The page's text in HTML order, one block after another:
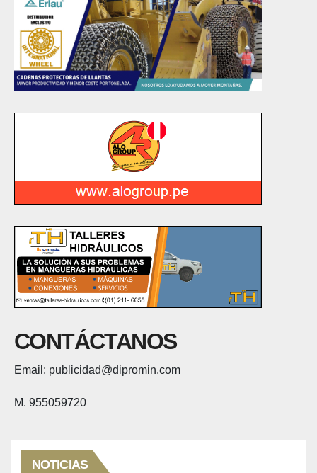
CONTÁCTANOS
Email: publicidad@dipromin.com
M. 955059720
NOTICIAS